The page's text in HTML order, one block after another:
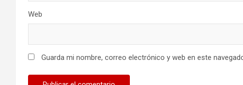
Web
Guarda mi nombre, correo electrónico y web en este